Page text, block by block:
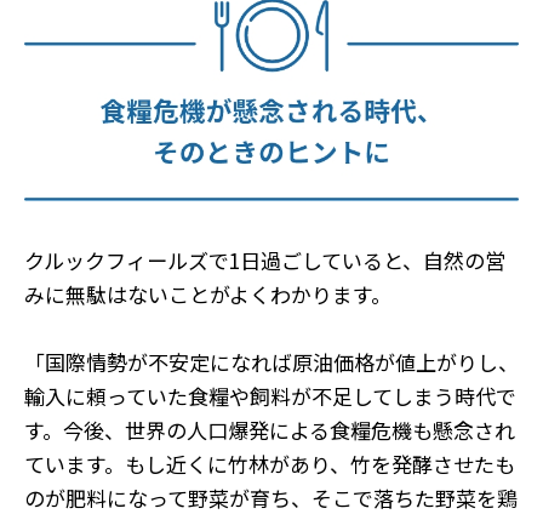
クルックフィールズで1日過ごしていると、自然の営
みに無駄はないことがよくわかります。
「国際情勢が不安定になれば原油価格が値上がりし、
輸入に頼っていた食糧や飼料が不足してしまう時代で
す。今後、世界の人口爆発による食糧危機も懸念され
ています。もし近くに竹林があり、竹を発酵させたも
のが肥料になって野菜が育ち、そこで落ちた野菜を鶏